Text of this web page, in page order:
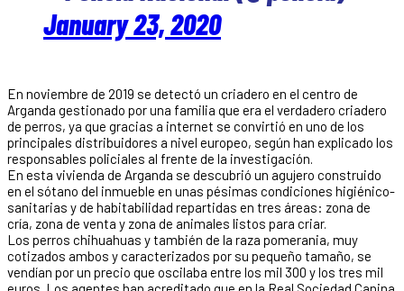
January 23, 2020
En noviembre de 2019 se detectó un criadero en el centro de
Arganda gestionado por una familia que era el verdadero criadero
de perros, ya que gracias a internet se convirtió en uno de los
principales distribuidores a nivel europeo, según han explicado los
responsables policiales al frente de la investigación.
En esta vivienda de Arganda se descubrió un agujero construido
en el sótano del inmueble en unas pésimas condiciones higiénico-
sanitarias y de habitabilidad repartidas en tres áreas: zona de
cría, zona de venta y zona de animales listos para criar.
Los perros chihuahuas y también de la raza pomerania, muy
cotizados ambos y caracterizados por su pequeño tamaño, se
vendían por un precio que oscilaba entre los mil 300 y los tres mil